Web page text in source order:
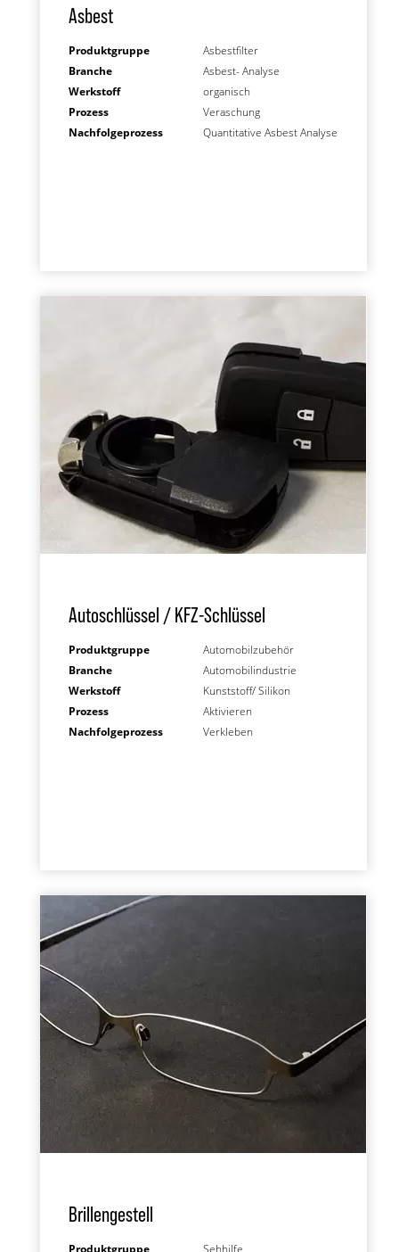
Asbest
Produktgruppe
Asbestfilter
Branche
Asbest- Analyse
Werkstoff
organisch
Prozess
Veraschung
Nachfolgeprozess
Quantitative Asbest Analyse
Autoschlüssel / KFZ-Schlüssel
Produktgruppe
Automobilzubehör
Branche
Automobilindustrie
Werkstoff
Kunststoff/ Silikon
Prozess
Aktivieren
Nachfolgeprozess
Verkleben
Brillengestell
Produktgruppe
Sehhilfe